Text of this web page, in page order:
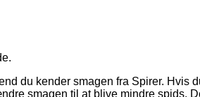
du kender smagen fra Spirer.
smagen til at blive mindre spids.